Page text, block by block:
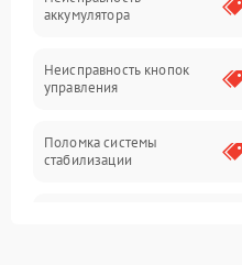
аккумулятора
Неисправность кнопок
управления
Поломка системы
стабилизации